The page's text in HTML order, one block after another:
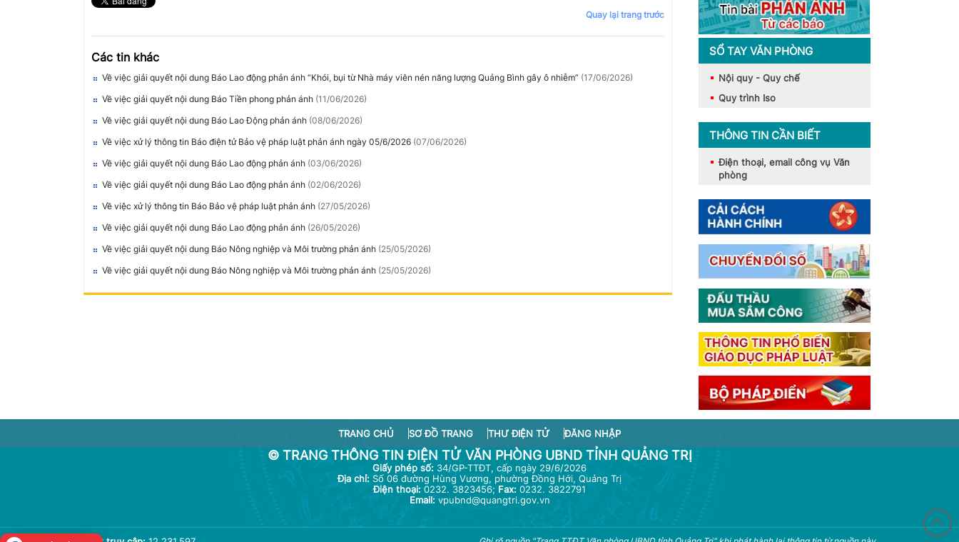
Quay lại trang trước
Các tin khác
Về việc giải quyết nội dung Báo Lao động phản ánh “Khói, bụi từ Nhà máy viên nén năng lượng Quảng Bình gây ô nhiễm” (17/06/2026)
Về việc giải quyết nội dung Báo Tiền phong phản ánh (11/06/2026)
Về việc giải quyết nội dung Báo Lao Động phản ánh (08/06/2026)
Về việc xử lý thông tin Báo điện tử Bảo vệ pháp luật phản ánh ngày 05/6/2026 (07/06/2026)
Về việc giải quyết nội dung Báo Lao động phản ánh (03/06/2026)
Về việc giải quyết nội dung Báo Lao động phản ánh (02/06/2026)
Về việc xử lý thông tin Báo Bảo vệ pháp luật phản ánh (27/05/2026)
Về việc giải quyết nội dung Báo Lao động phản ánh (26/05/2026)
Về việc giải quyết nội dung Báo Nông nghiệp và Môi trường phản ánh (25/05/2026)
Về việc giải quyết nội dung Báo Nông nghiệp và Môi trường phản ánh (25/05/2026)
SỔ TAY VĂN PHÒNG
Nội quy - Quy chế
Quy trình Iso
THÔNG TIN CẦN BIẾT
Điện thoại, email công vụ Văn
phòng
TRANG CHỦ SƠ ĐỒ TRANG THƯ ĐIỆN TỬ ĐĂNG NHẬP
© TRANG THÔNG TIN ĐIỆN TỬ VĂN PHÒNG UBND TỈNH QUẢNG TRỊ
Giấy phép số: 34/GP-TTĐT, cấp ngày 29/6/2026
Địa chỉ: Số 06 đường Hùng Vương, phường Đồng Hới, Quảng Trị
Điện thoại: 0232. 3823456; Fax: 0232. 3822791
Email: vpubnd@quangtri.gov.vn